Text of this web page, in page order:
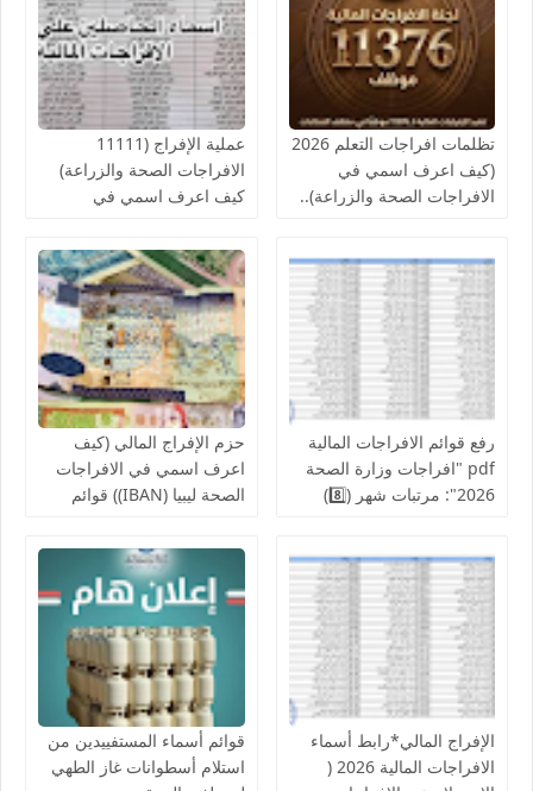
تظلمات افراجات التعلم 2026
(كيف اعرف اسمي في
الافراجات الصحة والزراعة)..
الصحة ومراقبات التعليم
عملية الإفراج (11111
الافراجات الصحة والزراعة)
كيف اعرف اسمي في
لإنجاز الإفراج المالي عن
رواتب الموظفين لشهر
أغسطس
رفع قوائم الافراجات المالية
pdf "افراجات وزارة الصحة
2026": مرتبات شهر (8️⃣)
الوطني للبحوث الطبية
والكليات التقنية والمعاهد
حزم الإفراج المالي (كيف
اعرف اسمي في الافراجات
الصحة ليبيا (IBAN)) قوائم
الخدمات المالية الحجر
الزراعي ,جهاز حرس المنشآت
النفطية,جامعة المرقب, فزان,
الزنتان, الجفارة
الإفراج المالي*رابط أسماء
الافراجات المالية 2026 (
قوائم أسماء المستفييدين من
استلام أسطوانات غاز الطهي